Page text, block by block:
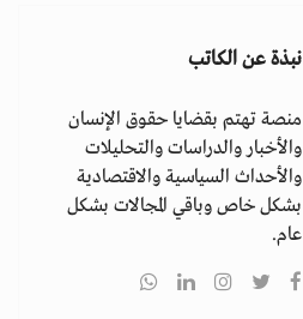
نبذة عن الكاتب
منصة تهتم بقضايا حقوق الإنسان
والأخبار والدراسات والتحليلات
والأحداث السياسية والاقتصادية
بشكل خاص وباقي المجالات بشكل
عام.